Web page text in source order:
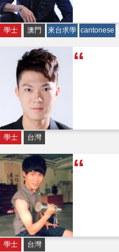
學士 澳門 來台求學 cantonese
學士 台灣
學士 台灣